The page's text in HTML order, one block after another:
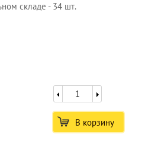
складе - 34 шт.
В корзину